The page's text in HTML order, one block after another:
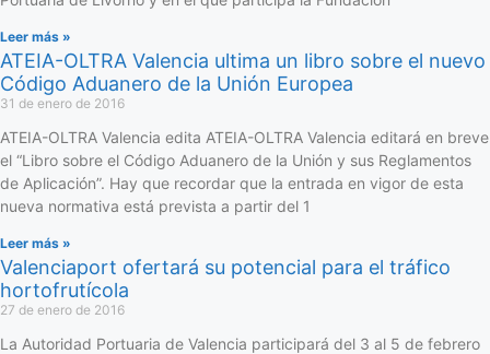
Leer más »
ATEIA-OLTRA Valencia ultima un libro sobre el nuevo
Código Aduanero de la Unión Europea
31 de enero de 2016
ATEIA-OLTRA Valencia edita ATEIA-OLTRA Valencia editará en breve
el “Libro sobre el Código Aduanero de la Unión y sus Reglamentos
de Aplicación”. Hay que recordar que la entrada en vigor de esta
nueva normativa está prevista a partir del 1
Leer más »
Valenciaport ofertará su potencial para el tráfico
hortofrutícola
27 de enero de 2016
La Autoridad Portuaria de Valencia participará del 3 al 5 de febrero